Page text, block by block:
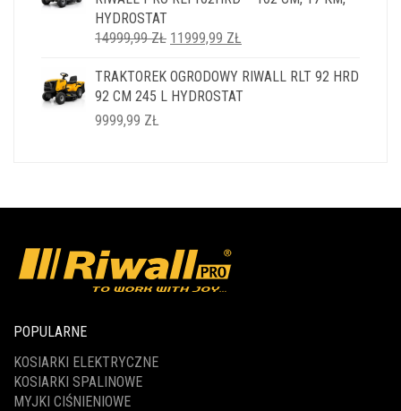
HYDROSTAT
14999,99ZŁ PIERWOTNA
WYNOSIŁA:
14999,99 ZŁ.
11999,99 ZŁ
WYNOSI:
11999,99 ZŁ.
TRAKTOREK OGRODOWY RIWALL RLT 92 HRD
92 CM 245 L HYDROSTAT
9999,99 ZŁ
POPULARNE
KOSIARKI ELEKTRYCZNE
KOSIARKI SPALINOWE
MYJKI CIŚNIENIOWE